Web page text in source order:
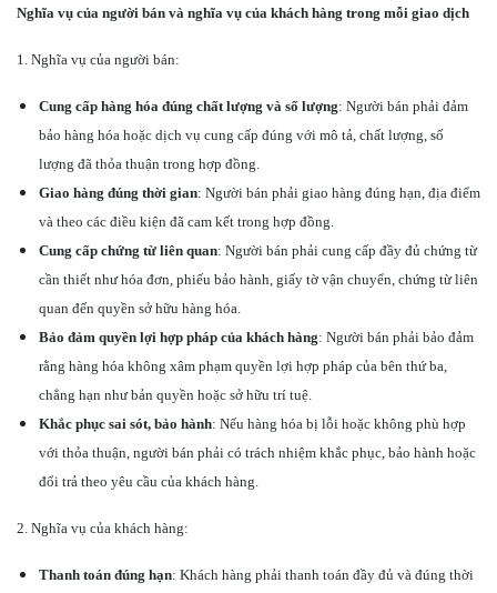
Nghĩa vụ của người bán và nghĩa vụ của khách hàng trong mỗi giao dịch
1. Nghĩa vụ của người bán:
Cung cấp hàng hóa đúng chất lượng và số lượng: Người bán phải đảm
bảo hàng hóa hoặc dịch vụ cung cấp đúng với mô tả, chất lượng, số
lượng đã thỏa thuận trong hợp đồng.
Giao hàng đúng thời gian: Người bán phải giao hàng đúng hạn, địa điểm
và theo các điều kiện đã cam kết trong hợp đồng.
Cung cấp chứng từ liên quan: Người bán phải cung cấp đầy đủ chứng từ
cần thiết như hóa đơn, phiếu bảo hành, giấy tờ vận chuyển, chứng từ liên
quan đến quyền sở hữu hàng hóa.
Bảo đảm quyền lợi hợp pháp của khách hàng: Người bán phải bảo đảm
rằng hàng hóa không xâm phạm quyền lợi hợp pháp của bên thứ ba,
chẳng hạn như bản quyền hoặc sở hữu trí tuệ.
Khắc phục sai sót, bảo hành: Nếu hàng hóa bị lỗi hoặc không phù hợp
với thỏa thuận, người bán phải có trách nhiệm khắc phục, bảo hành hoặc
đổi trả theo yêu cầu của khách hàng.
2. Nghĩa vụ của khách hàng:
Thanh toán đúng hạn: Khách hàng phải thanh toán đầy đủ và đúng thời